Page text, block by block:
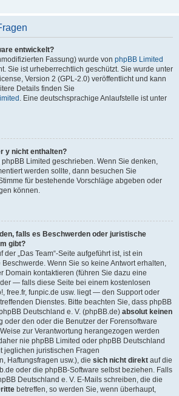
entwickelt?
Fassung) wurde von phpBB Limited
Sie ist urheberrechtlich geschützt. Sie wurde unter
Version 2 (GPL-2.0) veröffentlicht und kann
Details finden Sie
. Eine deutschsprachige Anlaufstelle ist unter
y nicht enthalten?
Limited geschrieben. Wenn Sie denken,
werden sollte, dann besuchen Sie
für bestehende Vorschläge abgeben oder
können.
falls es Beschwerden oder juristische
gibt?
der „Das Team“-Seite aufgeführt ist, ist ein
Wenn Sie so keine Antwort erhalten,
Domain kontaktieren (führen Sie dazu eine
— falls diese Seite bei einem kostenlosen
free.fr, funpic.de usw. liegt — den Support oder
Dienstes. Bitte beachten Sie, dass phpBB
Deutschland e. V. (phpBB.de) absolut keinen
oder den oder die Benutzer der Forensoftware
zur Verantwortung herangezogen werden
nie phpBB Limited oder phpBB Deutschland
jeglichen juristischen Fragen
Haftungsfragen usw.), die sich nicht direkt auf die
oder die phpBB-Software selbst beziehen. Falls
Deutschland e. V. E-Mails schreiben, die die
betreffen, so werden Sie, wenn überhaupt,